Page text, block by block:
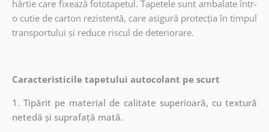
hârtie care fixează fototapetul. Tapetele sunt ambalate într-
o cutie de carton rezistentă, care asigură protecția în timpul
transportului și reduce riscul de deteriorare.
Caracteristicile tapetului autocolant pe scurt
1. Tipărit pe material de calitate superioară, cu textură
netedă și suprafață mată.